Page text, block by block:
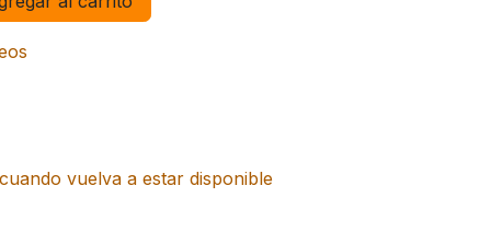
vuelva a estar disponible